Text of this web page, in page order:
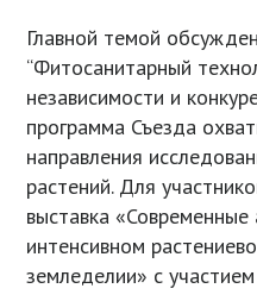
Главной темой
“Фитосанитарный
независимости и
программа Съезда
направления
растений. Для
выставка «Современные
интенсивном
земледелии» с